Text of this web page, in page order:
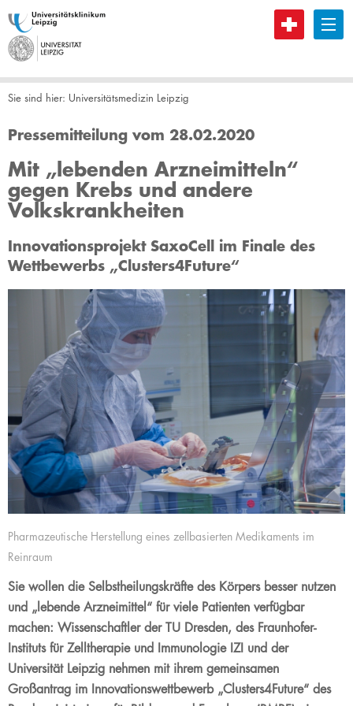
B
Sie sind hier: Universitätsmedizin Leipzig
Pressemitteilung vom 28.02.2020
Mit „lebenden Arzneimitteln“
gegen Krebs und andere
Volkskrankheiten
Innovationsprojekt SaxoCell im Finale des
Wettbewerbs „Clusters4Future“
Pharmazeutische Herstellung eines zellbasierten Medikaments im
Reinraum
Sie wollen die Selbstheilungskräfte des Körpers besser nutzen
und „lebende Arzneimittel“ für viele Patienten verfügbar
machen: Wissenschaftler der TU Dresden, des Fraunhofer-
Instituts für Zelltherapie und Immunologie IZI und der
Universität Leipzig nehmen mit ihrem gemeinsamen
Großantrag im Innovationswettbewerb „Clusters4Future“ des